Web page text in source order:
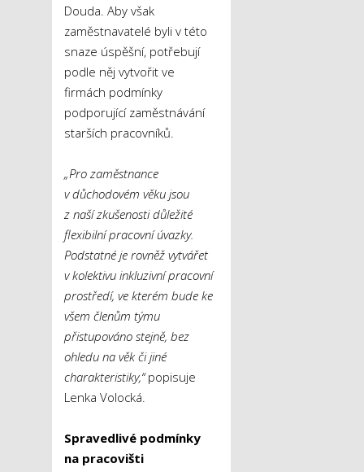
Douda. Aby však
zaměstnavatelé byli v této
snaze úspěšní, potřebují
podle něj vytvořit ve
firmách podmínky
podporující zaměstnávání
starších pracovníků.
„Pro zaměstnance
v důchodovém věku jsou
z naší zkušenosti důležité
flexibilní pracovní úvazky.
Podstatné je rovněž vytvářet
v kolektivu inkluzivní pracovní
prostředí, ve kterém bude ke
všem členům týmu
přistupováno stejně, bez
ohledu na věk či jiné
charakteristiky,“popisuje
Lenka Volocká.
Spravedlivé podmínky
na pracovišti